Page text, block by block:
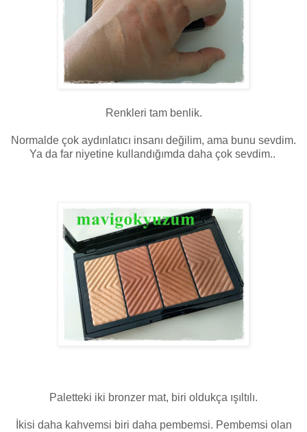
Renkleri tam benlik.
Normalde çok aydınlatıcı insanı değilim, ama bunu sevdim.
Ya da far niyetine kullandığımda daha çok sevdim..
Paletteki iki bronzer mat, biri oldukça ışıltılı.
İkisi daha kahvemsi biri daha pembemsi. Pembemsi olan